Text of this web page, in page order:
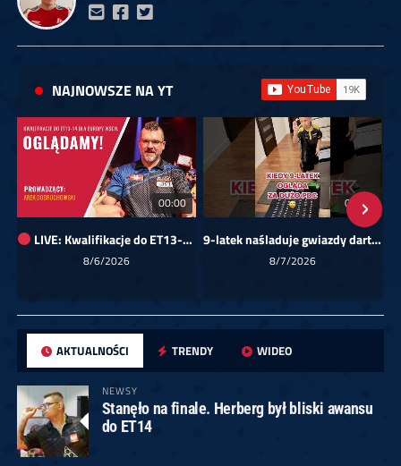
NAJNOWSZE NA YT
00:00
LIVE: Kwalifikacje do ET13-14 dla Europy Wschodniej
8/6/2026
01:08
9-latek naśladuje gwiazdy darta!
8/7/2026
AKTUALNOŚCI TRENDY WIDEO
NEWSY
Stanęło na finale. Herberg był bliski awansu
do ET14